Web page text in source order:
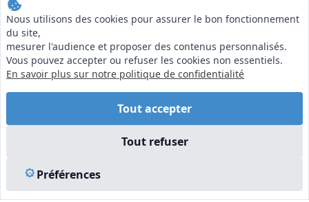
Nous utilisons des cookies pour assurer le bon fonctionnement
du site,
mesurer l'audience et proposer des contenus personnalisés.
Vous pouvez accepter ou refuser les cookies non essentiels.
En savoir plus sur notre politique de confidentialité
Tout accepter
Tout refuser
Préférences
Centre National de l’Expertise (CNE)
20 rue Henri Regnault, 75008 Paris
N°VERT : 0800 00 80 89
Vu à la Télé